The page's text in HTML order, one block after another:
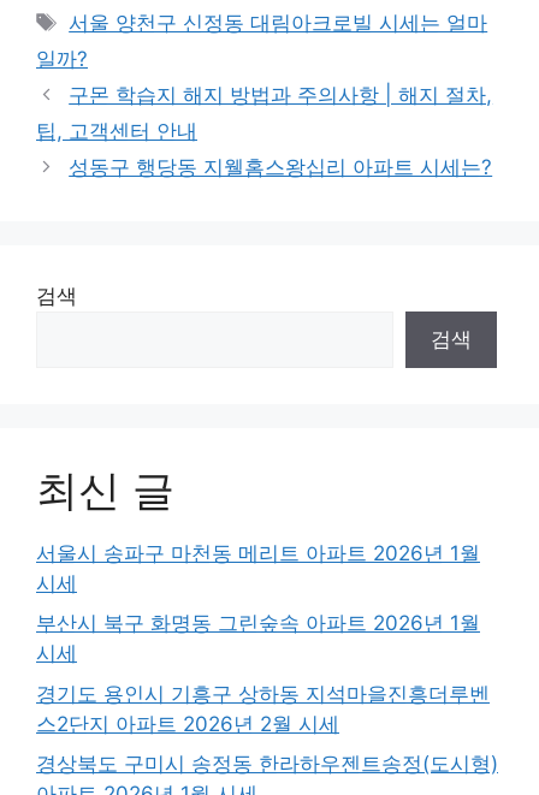
Tags
서울 양천구 신정동 대림아크로빌 시세는 얼마
일까?
구몬 학습지 해지 방법과 주의사항 | 해지 절차,
팁, 고객센터 안내
성동구 행당동 지웰홈스왕십리 아파트 시세는?
검색
검색
최신 글
서울시 송파구 마천동 메리트 아파트 2026년 1월
시세
부산시 북구 화명동 그린숲속 아파트 2026년 1월
시세
경기도 용인시 기흥구 상하동 지석마을진흥더루벤
스2단지 아파트 2026년 2월 시세
경상북도 구미시 송정동 한라하우젠트송정(도시형)